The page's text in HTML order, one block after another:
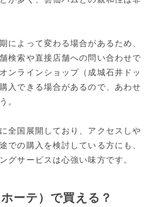
によって変わる場合があるため、
検索や直接店舗への問い合わせで
ンラインショップ（成城石井ドッ
入できる場合があるので、あわせ
。
全国展開しており、アクセスしや
での購入を検討している方にも、
グサービスは心強い味方です。
ーテ）で買える？